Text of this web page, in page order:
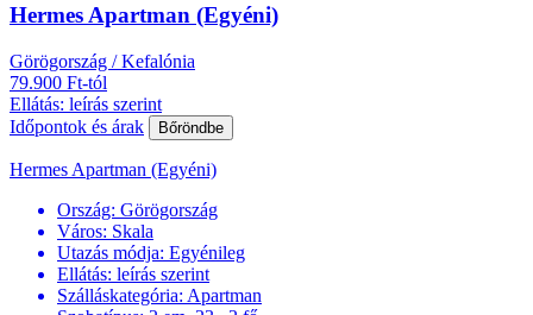
Hermes Apartman (Egyéni)
Görögország / Kefalónia
79.900 Ft-tól
Ellátás: leírás szerint
Időpontok és árak
Bőröndbe
Hermes Apartman (Egyéni)
Ország: Görögország
Város: Skala
Utazás módja: Egyénileg
Ellátás: leírás szerint
Szálláskategória: Apartman